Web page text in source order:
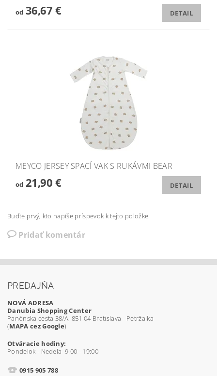
od36,67 € DETAIL
MEYCO JERSEY SPACÍ VAK S RUKÁVMI BEAR
od21,90 € DETAIL
Buďte prvý, kto napíše príspevok k tejto položke.
Pridať komentár
PREDAJŇA
NOVÁ ADRESA
Danubia Shopping Center
Panónska cesta 38/A, 851 04 Bratislava - Petržalka
(MAPA cez Google)
Otváracie hodiny:
Pondelok - Nedeľa 9:00 - 19:00
0915 905 788